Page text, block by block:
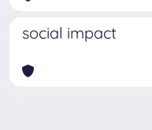
social impact